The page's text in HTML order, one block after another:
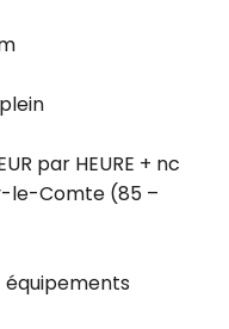
par HEURE + nc
le-Comte (85 –